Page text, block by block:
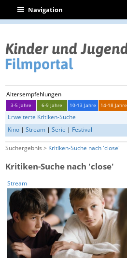
| Navigation
Altersempfehlungen
3-5 Jahre 6-9 Jahre 10-13 Jahre 14-18 Jahre
Erweiterte Kritiken-Suche
Kino |Stream |Serie | Festival
Suchergebnis > Kritiken-Suche nach 'close'
Kritiken-Suche nach 'close'
Stream